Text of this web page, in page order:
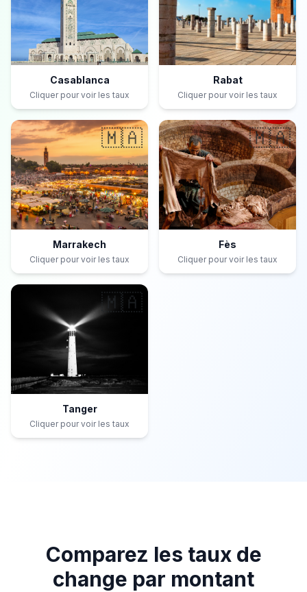
Casablanca
Cliquer pour voir les taux
Rabat
Cliquer pour voir les taux
🇲🇦
Marrakech
Cliquer pour voir les taux
🇲🇦
Fès
Cliquer pour voir les taux
🇲🇦
Tanger
Cliquer pour voir les taux
Comparez les taux de
change par montant